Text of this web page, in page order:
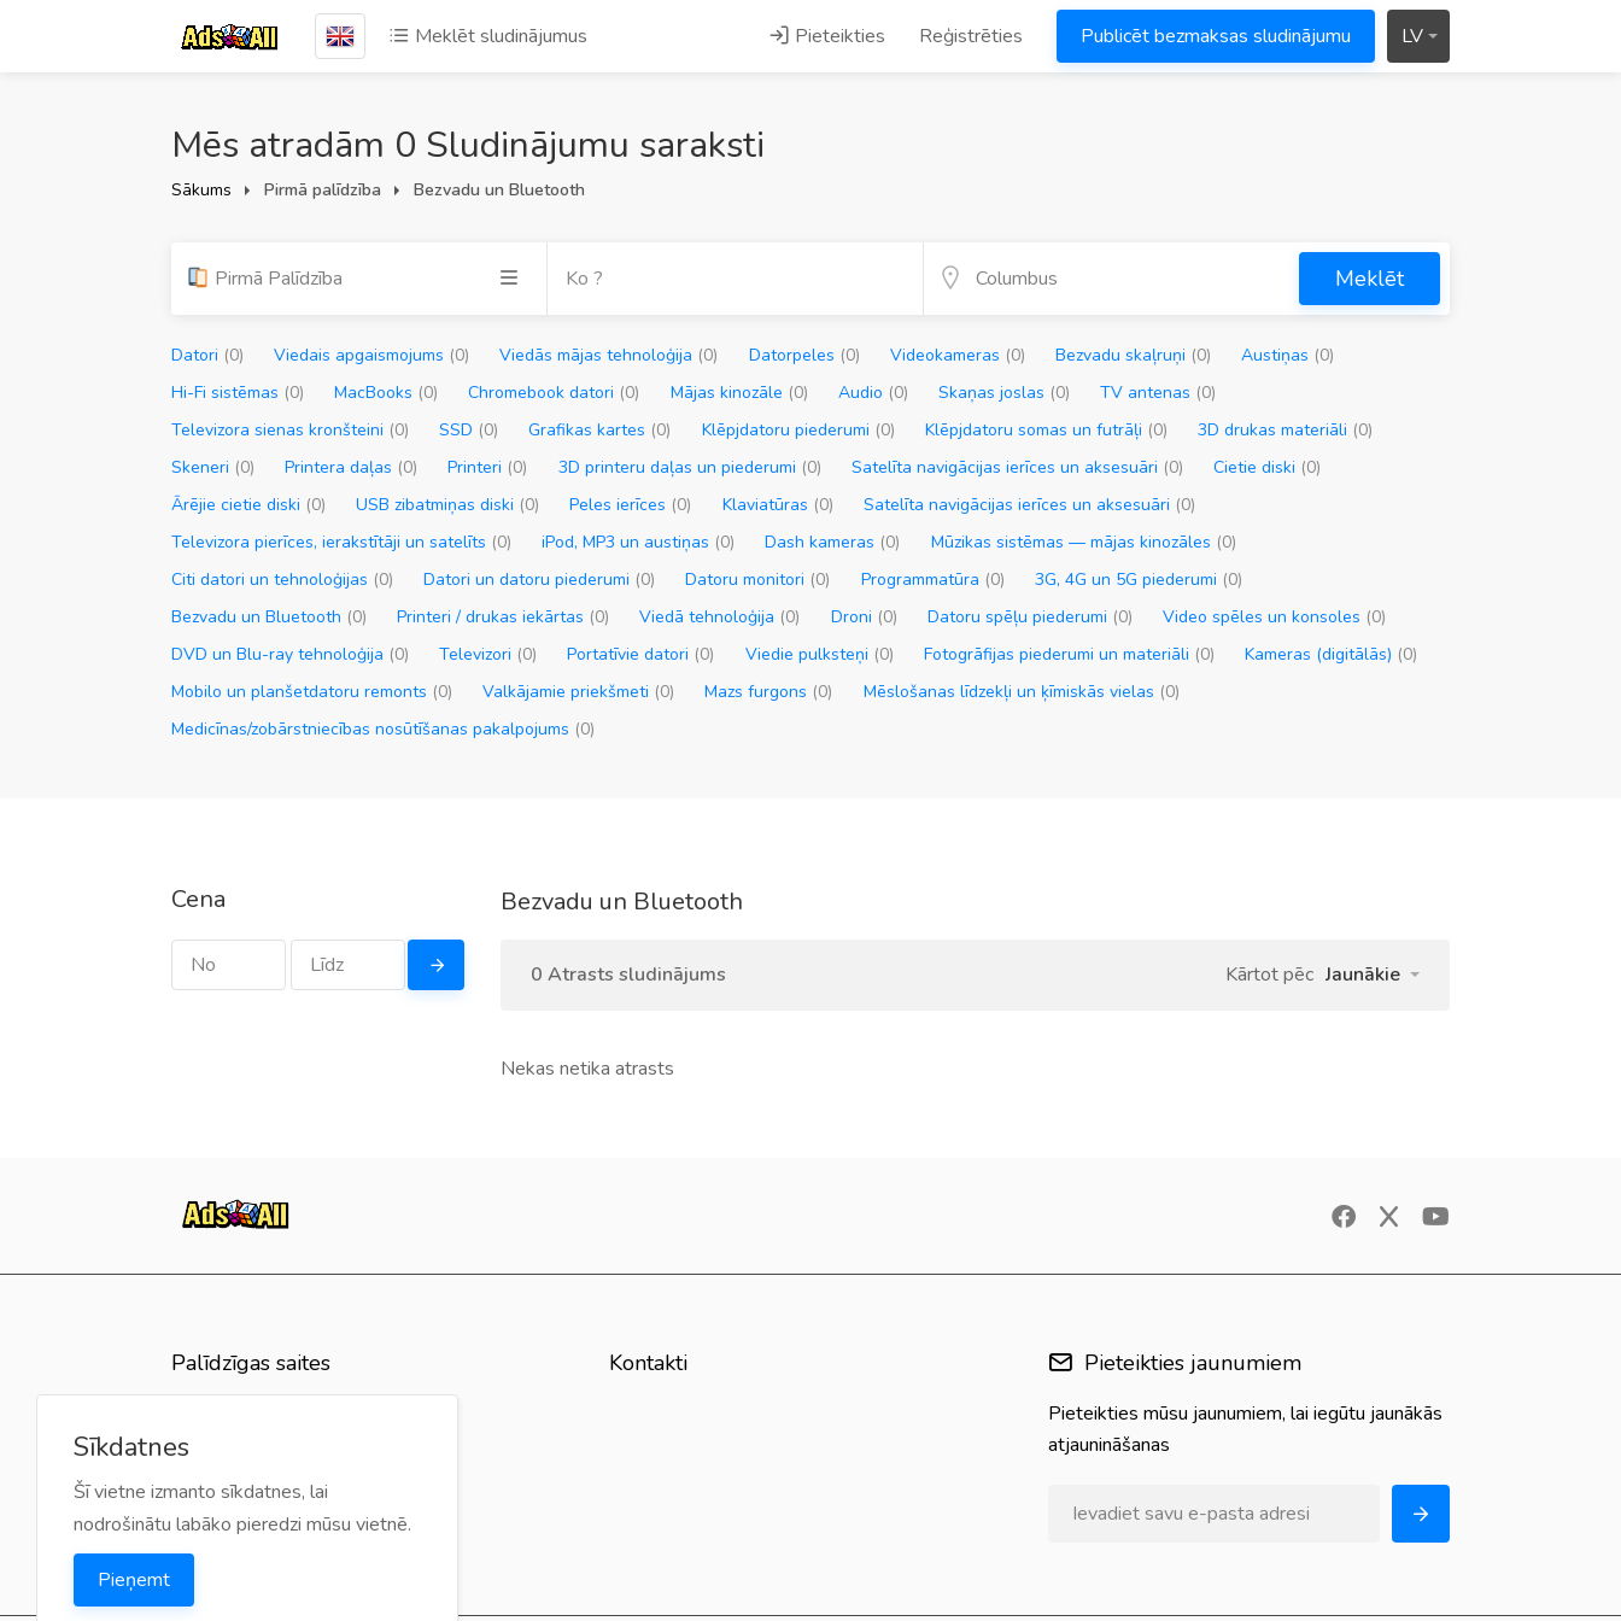
Meklēt sludinājumus Pieteikties Reģistrēties Publicēt bezmaksas sludinājumu LV
Mēs atradām 0 Sludinājumu saraksti
Sākums Pirmā palīdzība Bezvadu un Bluetooth
Pirmā Palīdzība Meklēt
Datori (0) Viedais apgaismojums (0) Viedās mājas tehnoloģija (0) Datorpeles (0) Videokameras (0) Bezvadu skaļruņi (0) Austiņas (0)
Hi-Fi sistēmas (0) MacBooks (0) Chromebook datori (0) Mājas kinozāle (0) Audio (0) Skaņas joslas (0) TV antenas (0)
Televizora sienas kronšteini (0) SSD (0) Grafikas kartes (0) Klēpjdatoru piederumi (0) Klēpjdatoru somas un futrāļi (0) 3D drukas materiāli (0)
Skeneri (0) Printera daļas (0) Printeri (0) 3D printeru daļas un piederumi (0) Satelīta navigācijas ierīces un aksesuāri (0) Cietie diski (0)
Ārējie cietie diski (0) USB zibatmiņas diski (0) Peles ierīces (0) Klaviatūras (0) Satelīta navigācijas ierīces un aksesuāri (0)
Televizora pierīces, ierakstītāji un satelīts (0) iPod, MP3 un austiņas (0) Dash kameras (0) Mūzikas sistēmas — mājas kinozāles (0)
Citi datori un tehnoloģijas (0) Datori un datoru piederumi (0) Datoru monitori (0) Programmatūra (0) 3G, 4G un 5G piederumi (0)
Bezvadu un Bluetooth (0) Printeri / drukas iekārtas (0) Viedā tehnoloģija (0) Droni (0) Datoru spēļu piederumi (0) Video spēles un konsoles (0)
DVD un Blu-ray tehnoloģija (0) Televizori (0) Portatīvie datori (0) Viedie pulksteņi (0) Fotogrāfijas piederumi un materiāli (0) Kameras (digitālās) (0)
Mobilo un planšetdatoru remonts (0) Valkājamie priekšmeti (0) Mazs furgons (0) Mēslošanas līdzekļi un ķīmiskās vielas (0)
Medicīnas/zobārstniecības nosūtīšanas pakalpojums (0)
Cena Bezvadu un Bluetooth
0 Atrasts sludinājums Kārtot pēc Jaunākie
Nekas netika atrasts
Palīdzīgas saites
Atsauksmes
Kontakti
Kontakti Pieteikties jaunumiem
Pieteikties mūsu jaunumiem, lai iegūtu jaunākās
atjaunināšanas
Sīkdatnes
Šī vietne izmanto sīkdatnes, lai
nodrošinātu labāko pieredzi mūsu vietnē.
Pieņemt